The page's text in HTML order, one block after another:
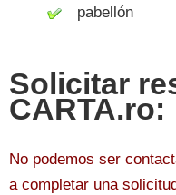
pabellón
Solicitar
CARTA.ro:
No podemos ser
a completar una